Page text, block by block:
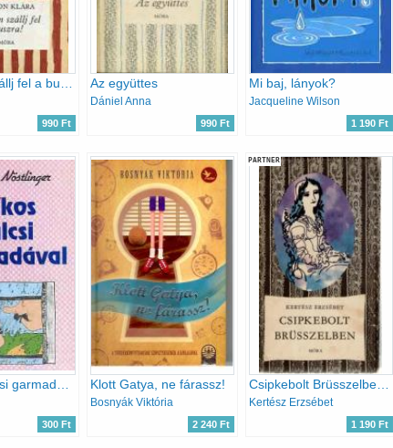
990 Ft
Az együttes
Dániel Anna
990 Ft
Mi baj, lányok?
Jacqueline Wilson
1 190 Ft
300 Ft
Klott Gatya, ne fárassz!
Bosnyák Viktória
2 240 Ft
PARTNER
Csipkebolt Brüsszelben - Jósika Júlia életregénye
Kertész Erzsébet
1 190 Ft